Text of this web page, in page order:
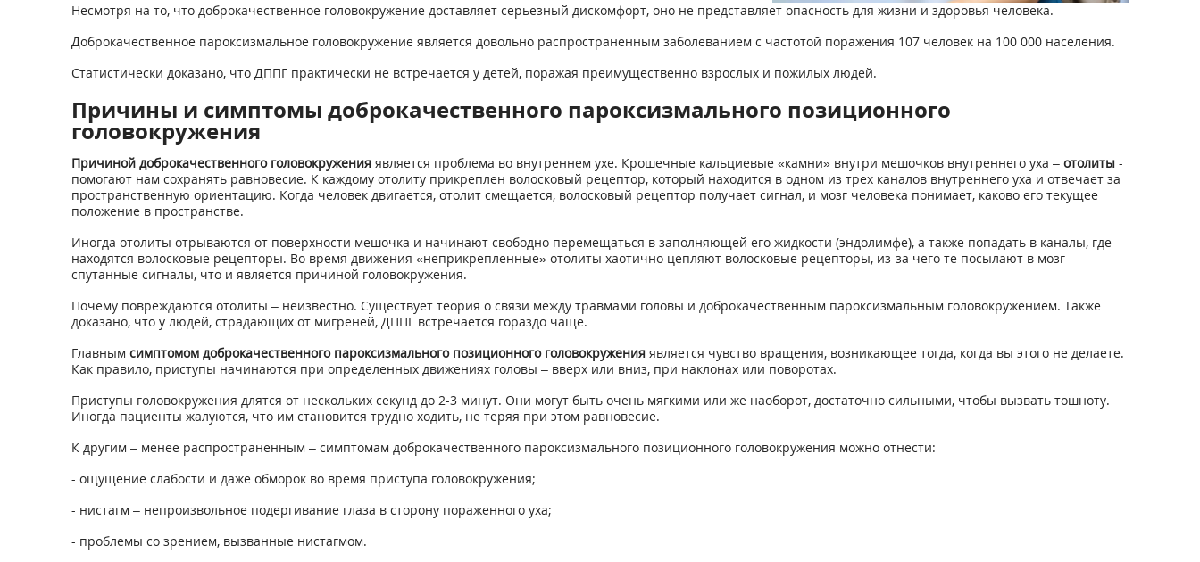
Несмотря на то, что доброкачественное головокружение доставляет серьезный дискомфорт, оно не представляет опасность для жизни и здоровья человека.
Доброкачественное пароксизмальное головокружение является довольно распространенным заболеванием с частотой поражения 107 человек на 100 000 населения.
Статистически доказано, что ДППГ практически не встречается у детей, поражая преимущественно взрослых и пожилых людей.
Причины и симптомы доброкачественного пароксизмального позиционного
головокружения
Причиной доброкачественного головокруженияявляется проблема во внутреннем ухе. Крошечные кальциевые «камни» внутри мешочков внутреннего уха – отолиты-
помогают нам сохранять равновесие. К каждому отолиту прикреплен волосковый рецептор, который находится в одном из трех каналов внутреннего уха и отвечает за
пространственную ориентацию. Когда человек двигается, отолит смещается, волосковый рецептор получает сигнал, и мозг человека понимает, каково его текущее
положение в пространстве.
Иногда отолиты отрываются от поверхности мешочка и начинают свободно перемещаться в заполняющей его жидкости (эндолимфе), а также попадать в каналы, где
находятся волосковые рецепторы. Во время движения «неприкрепленные» отолиты хаотично цепляют волосковые рецепторы, из-за чего те посылают в мозг
спутанные сигналы, что и является причиной головокружения.
Почему повреждаются отолиты – неизвестно. Существует теория о связи между травмами головы и доброкачественным пароксизмальным головокружением. Также
доказано, что у людей, страдающих от мигреней, ДППГ встречается гораздо чаще.
Главным симптомом доброкачественного пароксизмального позиционного головокруженияявляется чувство вращения, возникающее тогда, когда вы этого не делаете.
Как правило, приступы начинаются при определенных движениях головы – вверх или вниз, при наклонах или поворотах.
Приступы головокружения длятся от нескольких секунд до 2-3 минут. Они могут быть очень мягкими или же наоборот, достаточно сильными, чтобы вызвать тошноту.
Иногда пациенты жалуются, что им становится трудно ходить, не теряя при этом равновесие.
К другим – менее распространенным – симптомам доброкачественного пароксизмального позиционного головокружения можно отнести:
- ощущение слабости и даже обморок во время приступа головокружения;
- нистагм – непроизвольное подергивание глаза в сторону пораженного уха;
- проблемы со зрением, вызванные нистагмом.